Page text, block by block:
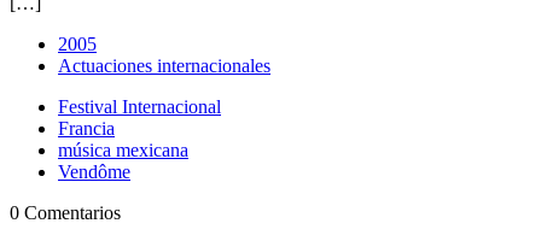
2005
Actuaciones internacionales
Festival Internacional
Francia
música mexicana
Vendôme
0 Comentarios